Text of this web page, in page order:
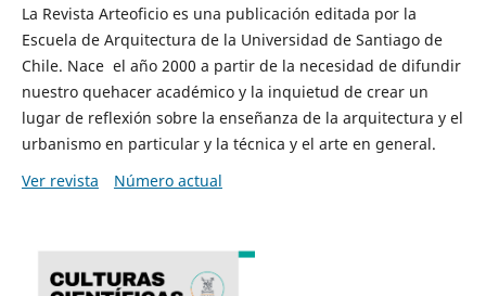
La Revista Arteoficio es una publicación editada por la
Escuela de Arquitectura de la Universidad de Santiago de
Chile. Nace el año 2000 a partir de la necesidad de difundir
nuestro quehacer académico y la inquietud de crear un
lugar de reflexión sobre la enseñanza de la arquitectura y el
urbanismo en particular y la técnica y el arte en general.
Ver revista
Número actual